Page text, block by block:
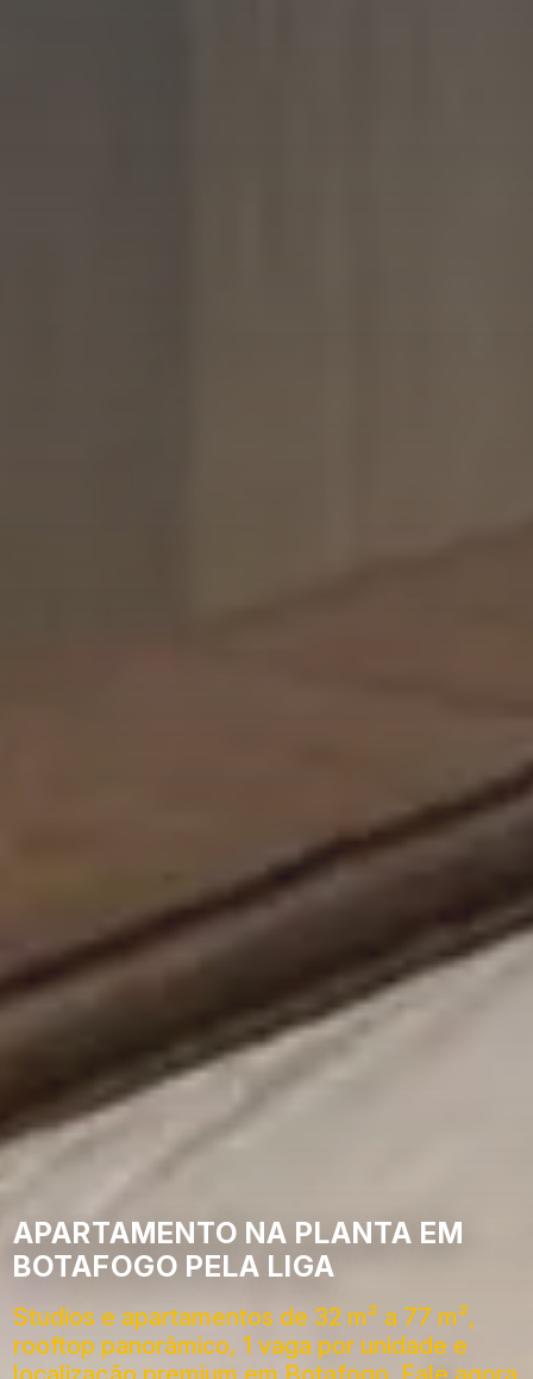
APARTAMENTO NA PLANTA EM
BOTAFOGO PELA LIGA
Studios e apartamentos de 32 m² a 77 m²,
rooftop panorâmico, 1 vaga por unidade e